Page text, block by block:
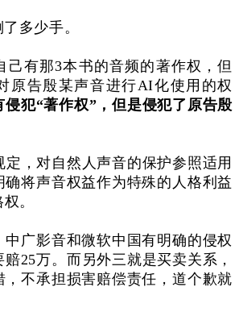
多少手。
己有那3本书的音频的著作权，但
原告殷某声音进行AI化使用的权
侵犯“著作权”，但是侵犯了原告殷
定，对自然人声音的保护参照适用
确将声音权益作为特殊的人格利益
。
中广影音和微软中 国有明确的侵权
25万。而另外三就是买卖关系，
，不承担损害赔偿责任，道个歉就